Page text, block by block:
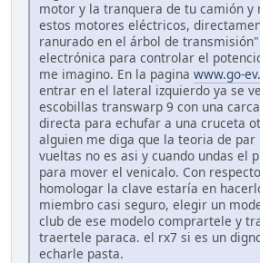
motor y la tranquera de tu camión y
estos motores eléctricos,
ranurado en el árbol de
electrónica para controlar el
me imagino. En la pagina www.go-
entrar en el lateral izquierdo ya se
escobillas transwarp 9 con una
directa para echufar a una cruceta
alguien me diga que la teoria de par
vueltas no es asi y cuando undas el
para mover el venicalo. Con
homologar la clave estaría en
miembro casi seguro, elegir un
club de ese modelo comprartele y
traertele paraca. el rx7 si es un
echarle pasta.